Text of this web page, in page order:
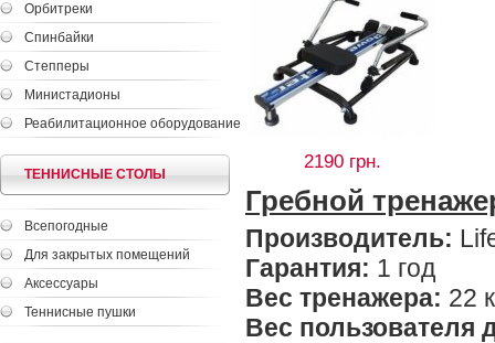
2190 грн.
Гребной
Производитель:
Гарантия: 1 год
Вес тренажера: 22
Вес пользователя
Орбитреки
Спинбайки
Степперы
Министадионы
Реабилитационное оборудование
ТЕННИСНЫЕ СТОЛЫ
Всепогодные
Для закрытых помещений
Аксессуары
Теннисные пушки